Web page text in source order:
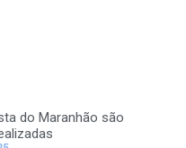
do Maranhão são